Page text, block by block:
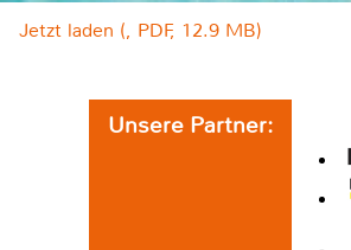
Jetzt laden (, PDF, 12.9 MB)
Unsere Partner: